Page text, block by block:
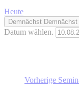
Heute
Demnächst Demnächst
Datum wählen.
Vorherige